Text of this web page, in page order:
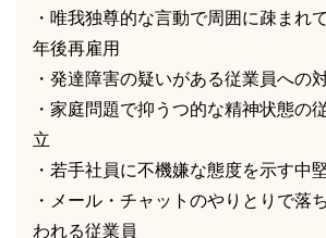
・唯我独尊的な言動で周囲に疎まれ
年後再雇用
・発達障害の疑いがある従業員への
・家庭問題で抑うつ的な精神状態の
立
・若手社員に不機嫌な態度を示す中
・メール・チャットのやりとりで落
われる従業員